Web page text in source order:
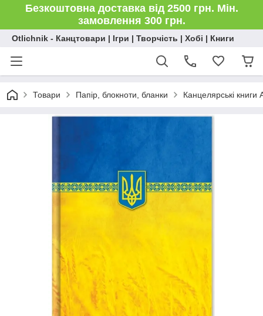
Безкоштовна доставка від 2500 грн. Мін.
замовлення 300 грн.
Otlichnik - Канцтовари | Ігри | Творчість | Хобі | Книги
Товари Папір, блокноти, бланки Канцелярські книги